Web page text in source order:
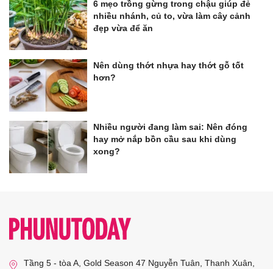
6 mẹo trồng gừng trong chậu giúp đẻ
nhiều nhánh, củ to, vừa làm cây cảnh
đẹp vừa để ăn
Nên dùng thớt nhựa hay thớt gỗ tốt
hơn?
Nhiều người đang làm sai: Nên đóng
hay mở nắp bồn cầu sau khi dùng
xong?
Tầng 5 - tòa A, Gold Season 47 Nguyễn Tuân, Thanh Xuân,